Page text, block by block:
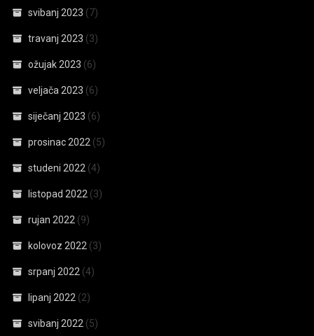
svibanj 2023 (7)
travanj 2023 (3)
ožujak 2023 (6)
veljača 2023 (6)
siječanj 2023 (6)
prosinac 2022 (5)
studeni 2022 (4)
listopad 2022 (3)
rujan 2022 (9)
kolovoz 2022 (3)
srpanj 2022 (4)
lipanj 2022 (2)
svibanj 2022 (5)